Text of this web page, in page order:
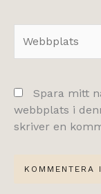
Spara mitt
webbplats i
skriver en